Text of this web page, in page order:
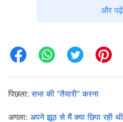
छूतीं, जो शर्मनाक नहीं हैं और
कुछ ऐसा किया हो जो सत्य
कोई बेहद घृणा और जुगुप्सा करे तो
खुलकर संगति कर पाओगे? और
बयान नहीं किया जा सकता, तो
को खोलकर रख देना तुम्हारे लिए
और पढ़ें
पिछला:सभा की “तैयारी” करना
अगला: अपने झूठ से मैं क्या छिपा रही